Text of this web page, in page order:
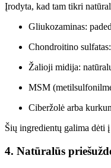
Įrodyta, kad tam tikri
Gliukozaminas:
Chondroitino
Žalioji midija:
MSM
Ciberžolė arba
Šių ingredientų galima dėti
4. Natūralūs